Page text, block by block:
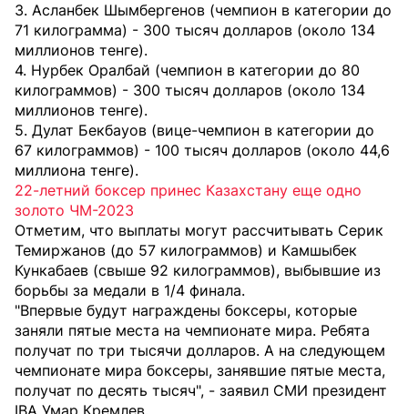
3. Асланбек Шымбергенов (чемпион в категории до
71 килограмма) - 300 тысяч долларов (около 134
миллионов тенге).
4. Нурбек Оралбай (чемпион в категории до 80
килограммов) - 300 тысяч долларов (около 134
миллионов тенге).
5. Дулат Бекбауов (вице-чемпион в категории до
67 килограммов) - 100 тысяч долларов (около 44,6
миллиона тенге).
22-летний боксер принес Казахстану еще одно
золото ЧМ-2023
Отметим, что выплаты могут рассчитывать Серик
Темиржанов (до 57 килограммов) и Камшыбек
Кункабаев (свыше 92 килограммов), выбывшие из
борьбы за медали в 1/4 финала.
"Впервые будут награждены боксеры, которые
заняли пятые места на чемпионате мира. Ребята
получат по три тысячи долларов. А на следующем
чемпионате мира боксеры, занявшие пятые места,
получат по десять тысяч", - заявил СМИ президент
IBA Умар Кремлев.